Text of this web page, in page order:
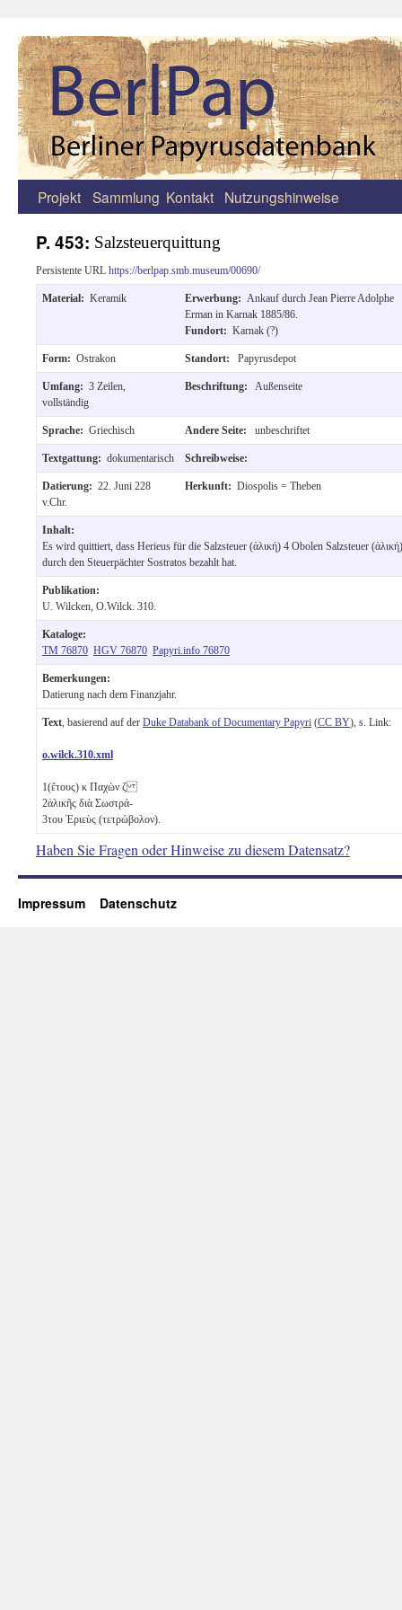
Zum
springen
Projekt Sammlung Kontakt Nutzungshinweise
P. 453: Salzsteuerquittung
Persistente URL https://berlpap.smb.museum/00690/
Material: Keramik Erwerbung: Ankauf durch Jean Pierre Adolphe
Erman in Karnak 1885/86.
Fundort: Karnak (?)
Form: Ostrakon Standort: Papyrusdepot
Umfang: 3 Zeilen,
vollständig
Beschriftung: Außenseite
Sprache: Griechisch Andere Seite: unbeschriftet
Textgattung: dokumentarisch Schreibweise:
Datierung: 22. Juni 228
v.Chr.
Herkunft: Diospolis = Theben
Inhalt:
Es wird quittiert, dass Herieus für die Salzsteuer (ἁλική) 4 Obolen Salzsteuer (ἁλική)
durch den Steuerpächter Sostratos bezahlt hat.
Publikation:
U. Wilcken, O.Wilck. 310.
Kataloge:
TM 76870 HGV 76870 Papyri.info 76870
Bemerkungen:
Datierung nach dem Finanzjahr.
Text , basierend auf der Duke Databank of Documentary Papyri (CC BY), s. Link:
o.wilck.310.xml
1(ἔτους) κ Παχὼν ζ
2ἁλικῆς διὰ Σωστρά-
3του Ἑριεὺς (τετρώβολον)
Haben Sie Fragen oder Hinweise zu diesem Datensatz?
Impressum Datenschutz